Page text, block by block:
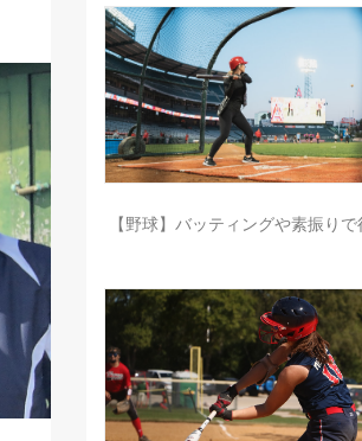
【野球】バッティングや素振り